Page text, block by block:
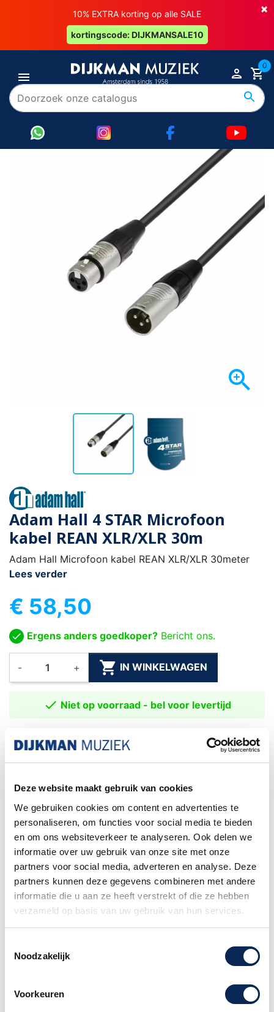
Deze website maakt gebruik van cookies
We gebruiken cookies om content en advertenties te
personaliseren, om functies voor social media te bieden
en om ons websiteverkeer te analyseren. Ook delen we
informatie over uw gebruik van onze site met onze
partners voor social media, adverteren en analyse. Deze
partners kunnen deze gegevens combineren met andere
informatie die u aan ze heeft verstrekt of die ze hebben
verzameld op basis van uw gebruik van hun services.
Noodzakelijk
Voorkeuren
×
10% EXTRA korting op alle SALE
kortingscode: DIJKMANSALE10
0

Adam Hall 4 STAR Microfoon
kabel REAN XLR/XLR 30m
Adam Hall Microfoon kabel REAN XLR/XLR 30meter
Lees verder
€ 58,50
Ergens anders goedkoper? Bericht ons.
- +  IN WINKELWAGEN
 Niet op voorraad - bel voor levertijd
Gratis verzending
Het kiezen van eenDHL service punt is niet
mogelijk wanneer uw bestelling een piano of
gitaarbevat. Dit formaat pakket wordt door het
postpunt namelijk niet geaccepteerd.
Familiebedrijf sinds 1958
Adam Hall 4 STAR Microfoon Kabel
REAN XLR/XLR 30 Meter
Deze microfoonkabel uit de 4 STAR SERIE is
gemaakt voor laag tot gemiddeld intensief